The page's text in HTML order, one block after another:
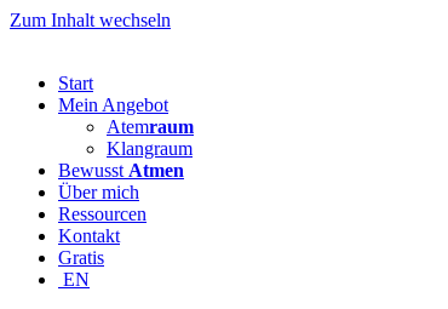
Zum Inhalt wechseln
Start
Mein Angebot
Atemraum
Klangraum
Bewusst Atmen
Über mich
Ressourcen
Kontakt
Gratis
EN